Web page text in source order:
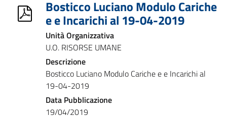
Bosticco Luciano Modulo Cariche
e e Incarichi al 19-04-2019
Unità Organizzativa
U.O. RISORSE UMANE
Descrizione
Bosticco Luciano Modulo Cariche e e Incarichi al
19-04-2019
Data Pubblicazione
19/04/2019